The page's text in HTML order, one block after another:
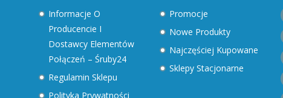
Informacje O
Producencie I
Dostawcy Elementów
Połączeń – Śruby24
Regulamin Sklepu
Polityka Prywatności
Promocje
Nowe Produkty
Najczęściej Kupowane
Sklepy Stacjonarne